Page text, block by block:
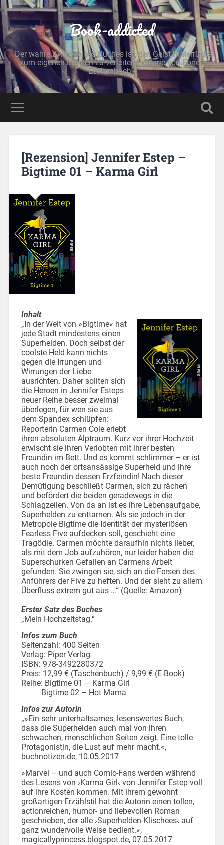
Book-addicted
"Der wahre Zweck eines Buches ist, den Geist hinterrücks
zum eigenen Denken zu verleiten." - Marie von Ebner-
Eschenbach -
[Rezension] Jennifer Estep –
Bigtime 01 – Karma Girl
Inhalt
„In der Welt von »Bigtime« hat
jede Stadt mindestens einen
Superhelden. Doch selbst der
coolste Held kann nichts
gegen die Irrungen und
Wirrungen der Liebe
ausrichten. Daher sollten sich
die Heroen in Jennifer Esteps
neuer Reihe besser zweimal
überlegen, für wen sie aus
dem Spandex schlüpfen:
Reporterin Carmen Cole erlebt
ihren absoluten Alptraum. Kurz vor ihrer Hochzeit
erwischt sie ihren Verlobten mit ihrer besten
Freundin im Bett. Und es kommt schlimmer – er ist
auch noch der ortsansässige Superheld und ihre
beste Freundin dessen Erzfeindin! Nach dieser
Demütigung beschließt Carmen, sich zu rächen
und befördert die beiden geradewegs in die
Schlagzeilen. Von da an ist es ihre Lebensaufgabe,
Superhelden zu enttarnen. Als sie jedoch in der
Metropole Bigtime die Identität der mysteriösen
Fearless Five aufdecken soll, geschieht eine
Tragödie. Carmen möchte daraufhin nichts lieber,
als mit dem Job aufzuhören, nur leider haben die
Superschurken Gefallen an Carmens Arbeit
gefunden. Sie zwingen sie, sich an die Fersen des
Anführers der Five zu heften. Und der sieht zu allem
Überfluss extrem gut aus …“ (Quelle: Amazon)
Erster Satz des Buches
„Mein Hochzeitstag.“
Infos zum Buch
Seitenzahl: 400 Seiten
Verlag: Piper Verlag
ISBN: 978-3492280372
Preis: 12,99 € (Taschenbuch) / 9,99 € (E-Book)
Reihe: Bigtime 01 – Karma Girl
Bigtime 02 – Hot Mama
Infos zur Autorin
„»Ein sehr unterhaltsames, lesenswertes Buch,
dass die Superhelden auch mal von ihren
schwachen, menschlichen Seiten zeigt. Eine tolle
Protagonistin, die Lust auf mehr macht.«,
buchnotizen.de, 10.05.2017
»Marvel – und auch Comic-Fans werden während
des Lesens von ›Karma Girl‹ von Jennifer Estep voll
auf ihre Kosten kommen. Mit ihrem gewohnt
großartigen Erzählstil hat die Autorin einen tollen,
actionreichen, humor- und liebevollen Roman
geschrieben, der alle ›Superhelden-Klischees‹ auf
ganz wundervolle Weise bedient.«,
magicallyprincess.blogspot.de, 07.05.2017